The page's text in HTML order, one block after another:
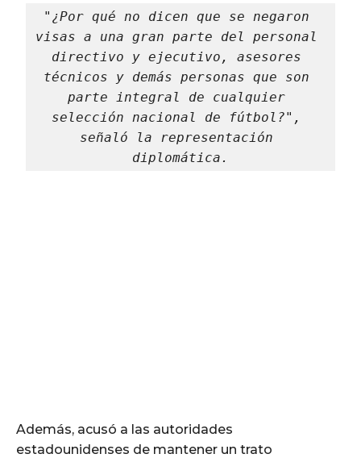
"¿Por qué no dicen que se negaron
visas a una gran parte del personal
directivo y ejecutivo, asesores
técnicos y demás personas que son
parte integral de cualquier
selección nacional de fútbol?",
señaló la representación
diplomática.
Además, acusó a las autoridades
estadounidenses de mantener un trato